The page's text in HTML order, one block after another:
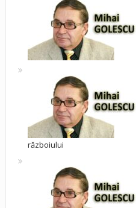
războiului